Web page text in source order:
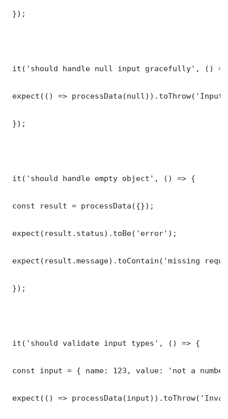
});
it('should handle null input gracefully', ()
expect(() =>
});
it('should handle empty object', () => {
const result = processData({});
expect(result.status).toBe('error');
expect(result.message).toContain('missing
});
it('should validate input types', () => {
const input = { name: 123, value: 'not a
expect(() =>